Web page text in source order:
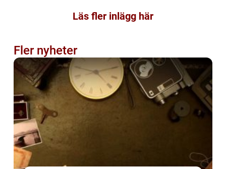
Läs fler inlägg här
Fler nyheter